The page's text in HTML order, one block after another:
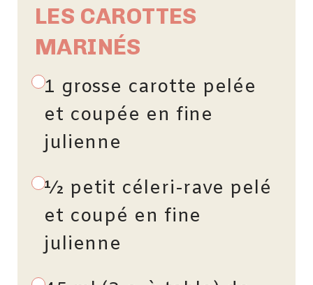
LES CAROTTES
MARINÉS
1 grosse carotte pelée
et coupée en fine
julienne
½ petit céleri-rave pelé
et coupé en fine
julienne